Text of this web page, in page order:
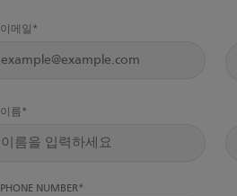
이메일
이름
PHONE NUMBER